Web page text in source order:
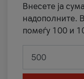
Внесете ја
надополните.
помеѓу 100 и